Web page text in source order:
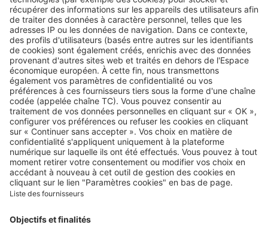
Retrouvez-nous sur …
A propos
Qui sommes-nous ?
Contacter le service client
Nous rejoindre
Presse